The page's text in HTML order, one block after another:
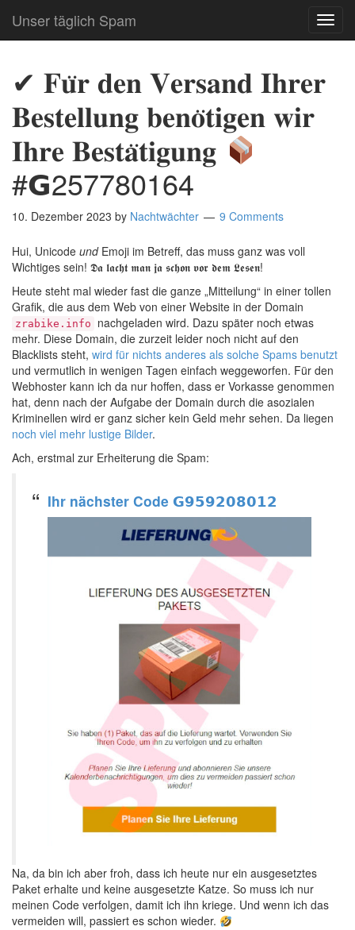
Unser täglich Spam
✔ 𝐅𝐮̈𝐫 𝐝𝐞𝐧 𝐕𝐞𝐫𝐬𝐚𝐧𝐝 𝐈𝐡𝐫𝐞𝐫
𝐁𝐞𝐬𝐭𝐞𝐥𝐥𝐮𝐧𝐠 𝐛𝐞𝐧𝐨̈𝐭𝐢𝐠𝐞𝐧 𝐰𝐢𝐫
𝐈𝐡𝐫𝐞 𝐁𝐞𝐬𝐭𝐚̈𝐭𝐢𝐠𝐮𝐧𝐠
#𝗚257780164
10. Dezember 2023 by Nachtwächter 9 Comments
Hui, Unicode undEmoji im Betreff, das muss ganz was voll
Wichtiges sein! 𝕯𝖆 𝖑𝖆𝖈𝖍𝖙 𝖒𝖆𝖓 𝖏𝖆 𝖘𝖈𝖍𝖔𝖓 𝖛𝖔𝖗 𝖉𝖊𝖒 𝕷𝖊𝖘𝖊𝖓!
Heute steht mal wieder fast die ganze „Mitteilung“ in einer tollen
Grafik, die aus dem Web von einer Website in der Domain
zrabike.info
nachgeladen wird. Dazu später noch etwas
mehr. Diese Domain, die zurzeit leider noch nicht auf den
Blacklists steht, wird für nichts anderes als solche Spams benutzt
und vermutlich in wenigen Tagen einfach weggeworfen. Für den
Webhoster kann ich da nur hoffen, dass er Vorkasse genommen
hat, denn nach der Aufgabe der Domain durch die asozialen
Kriminellen wird er ganz sicher kein Geld mehr sehen. Da liegen
noch viel mehr lustige Bilder.
Ach, erstmal zur Erheiterung die Spam:
Ihr nächster Code 𝗚𝟵𝟱𝟵𝟮𝟬𝟴𝟬𝟭𝟮
Na, da bin ich aber froh, dass ich heute nur ein ausgesetztes
Paket erhalte und keine ausgesetzte Katze. So muss ich nur
meinen Code verfolgen, damit ich ihn kriege. Und wenn ich das
vermeiden will, passiert es schon wieder.